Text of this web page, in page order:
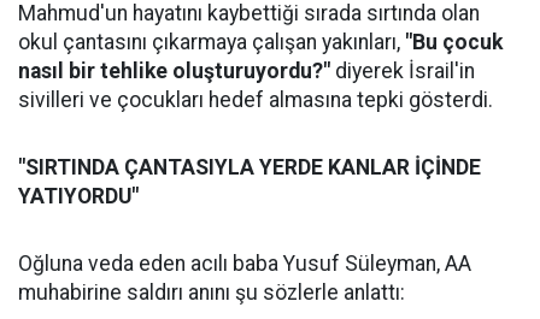
Mahmud'un hayatını kaybettiği sırada sırtında olan
okul çantasını çıkarmaya çalışan yakınları, "Bu çocuk
nasıl bir tehlike oluşturuyordu?" diyerek İsrail'in
sivilleri ve çocukları hedef almasına tepki gösterdi.
"SIRTINDA ÇANTASIYLA YERDE KANLAR İÇİNDE
YATIYORDU"
Oğluna veda eden acılı baba Yusuf Süleyman, AA
muhabirine saldırı anını şu sözlerle anlattı: